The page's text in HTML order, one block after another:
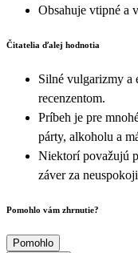
Obsahuje vtipné a
Čitatelia ďalej hodnotia
Silné vulgarizmy a
recenzentom.
Príbeh je pre
párty, alkoholu a
Niektorí považujú
záver za
Pomohlo vám zhrnutie?
Pomohlo